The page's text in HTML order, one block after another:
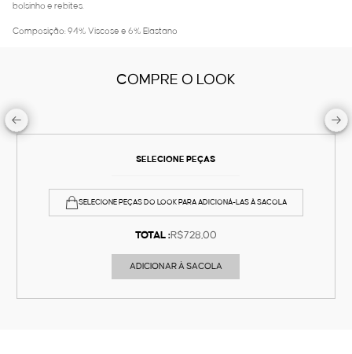
bolsinho e rebites.
Composição: 94% Viscose e 6% Elastano
COMPRE O LOOK
SELECIONE PEÇAS
SELECIONE PEÇAS DO LOOK PARA ADICIONÁ-LAS À SACOLA
TOTAL :R$728,00
ADICIONAR À SACOLA